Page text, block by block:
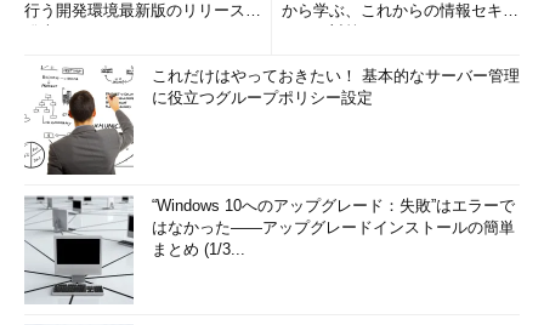
行う開発環境最新版のリリースを
から学ぶ、これからの情報セキュ
これだけはやっておきたい！ 基本的なサーバー管理
に役立つグループポリシー設定
“Windows 10へのアップグレード：失敗”はエラーで
はなかった――アップグレードインストールの簡単
まとめ (1/3...